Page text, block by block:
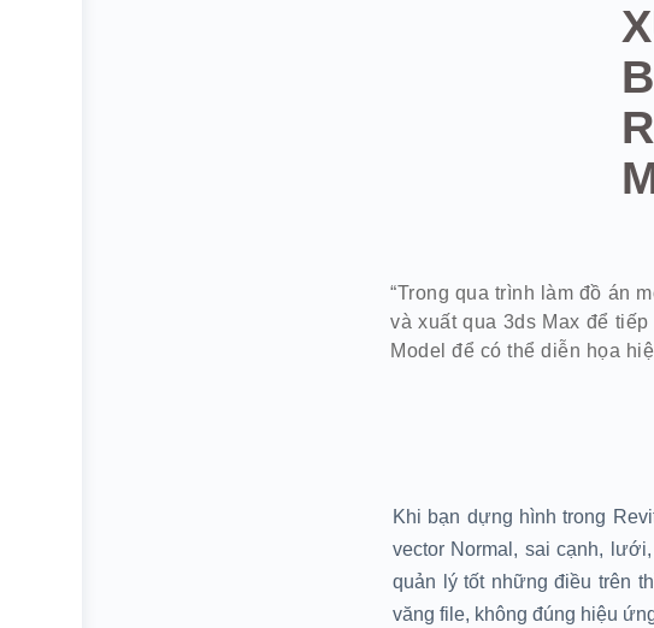
“Trong qua trình làm đồ án
và xuất qua 3ds Max để
Model để có thể diễn họa
Khi bạn dựng hình trong
vector Normal, sai cạnh,
quản lý tốt những điều trên
văng file, không đúng hiệu